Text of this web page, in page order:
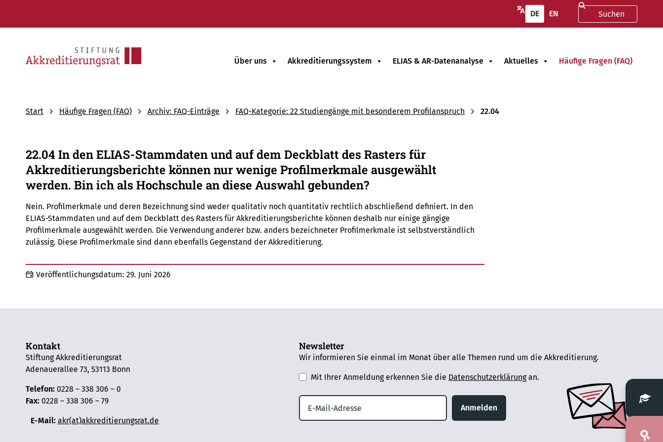
DE EN
Über uns Akkreditierungssystem ELIAS & AR-Datenanalyse Aktuelles Häufige Fragen (FAQ)
Start Häufige Fragen (FAQ) Archiv: FAQ-Einträge FAQ-Kategorie: 22 Studiengänge mit besonderem Profilanspruch 22.04
22.04 In den ELIAS-Stammdaten und auf dem Deckblatt des Rasters für
Akkreditierungsberichte können nur wenige Profilmerkmale ausgewählt
werden. Bin ich als Hochschule an diese Auswahl gebunden?
Nein. Profilmerkmale und deren Bezeichnung sind weder qualitativ noch quantitativ rechtlich abschließend definiert. In den
ELIAS-Stammdaten und auf dem Deckblatt des Rasters für Akkreditierungsberichte können deshalb nur einige gängige
Profilmerkmale ausgewählt werden. Die Verwendung anderer bzw. anders bezeichneter Profilmerkmale ist selbstverständlich
zulässig. Diese Profilmerkmale sind dann ebenfalls Gegenstand der Akkreditierung.
Veröffentlichungsdatum: 29. Juni 2026
Kontakt
Stiftung Akkreditierungsrat
Adenauerallee 73, 53113 Bonn
Telefon: 0228 – 338 306 – 0
Fax: 0228 – 338 306 – 79
E-Mail: akr(at)akkreditierungsrat.de
Newsletter
Wir informieren Sie einmal im Monat über alle Themen rund um die Akkreditierung.
Mit Ihrer Anmeldung erkennen Sie die Datenschutzerklärungan.
Anmelden